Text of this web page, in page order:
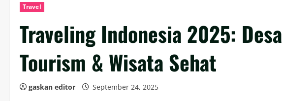
Travel
Traveling Indonesia 2025:
Tourism & Wisata Sehat
gaskan editor September 24, 2025